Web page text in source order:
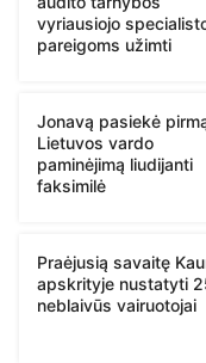
vyriausiojo
pareigoms užimti
Jonavą pasiekė
Lietuvos vardo
paminėjimą liudijanti
faksimilė
Praėjusią savaitę
apskrityje nustatyti
neblaivūs vairuotojai